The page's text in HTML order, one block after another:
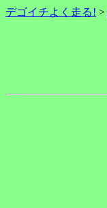
デゴイチよく走る! >